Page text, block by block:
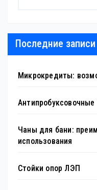
Последние записи
Микрокредиты:
Чаны для бани:
использования
Стойки опор ЛЭП